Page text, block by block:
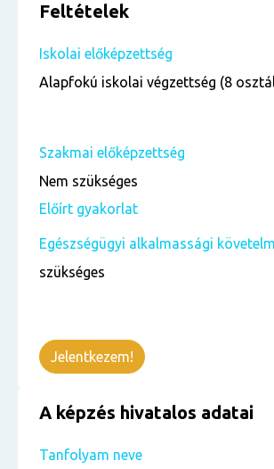
Feltételek
Iskolai előképzettség
Alapfokú iskolai végzettség (8
Szakmai előképzettség
Nem szükséges
Előírt gyakorlat
Egészségügyi alkalmassági
szükséges
Jelentkezem!
A képzés hivatalos adatai
Tanfolyam neve